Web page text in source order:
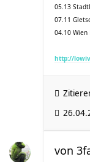
05.13
07.11
04.10 Wien
http://
von